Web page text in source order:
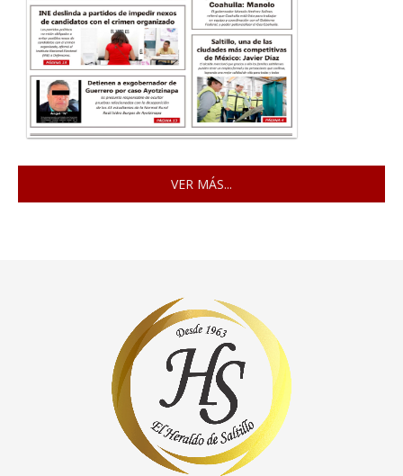
VER MÁS...